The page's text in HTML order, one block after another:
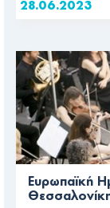
28.06.2023
Ευρωπαϊκή